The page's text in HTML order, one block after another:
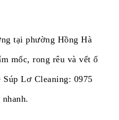
tại phường Hồng Hà
mốc, rong rêu và vết ố
Lơ Cleaning: 0975